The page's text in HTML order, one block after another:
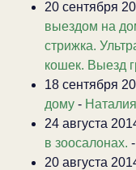
20 сентября
выездом на
стрижка.
кошек. Выезд
18 сентября
дому - Наталия
24 августа
в зоосалонах. -
20 августа